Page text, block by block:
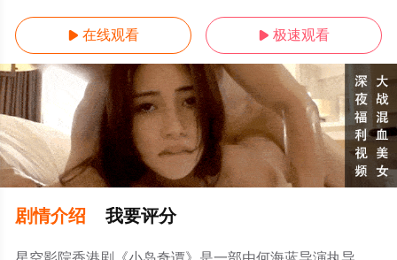
 在线观看  极速观看
剧情介绍 我要评分